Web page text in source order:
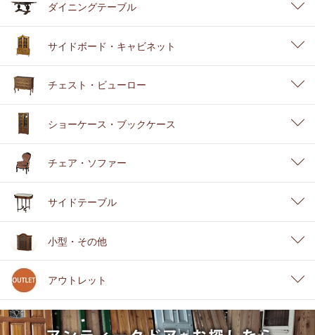
ダイニングテーブル
サイドボード・キャビネット
チェスト・ビューロー
ショーケース・ブックケース
チェア・ソファー
サイドテーブル
小型・その他
アウトレット